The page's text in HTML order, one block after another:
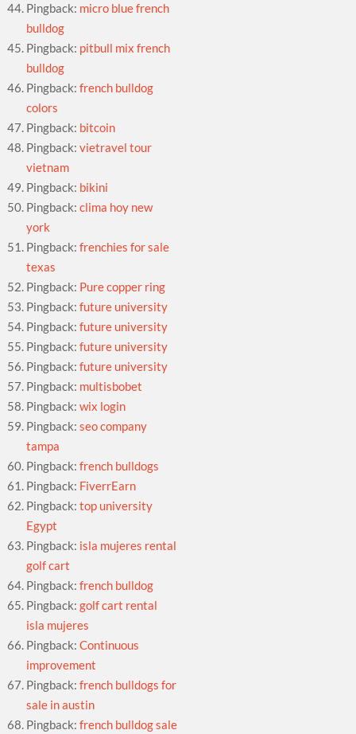
Pingback: micro blue french
bulldog
Pingback: pitbull mix french
bulldog
Pingback:french bulldog
colors
Pingback: bitcoin
Pingback:vietravel tour
vietnam
Pingback: bikini
Pingback:clima hoy new
york
Pingback:frenchies for sale
texas
Pingback: Pure copper ring
Pingback:future university
Pingback:future university
Pingback:future university
Pingback:future university
Pingback: multisbobet
Pingback:wix login
Pingback:seo company
tampa
Pingback:french bulldogs
Pingback: FiverrEarn
Pingback:top university
Egypt
Pingback: isla mujeres rental
golf cart
Pingback:french bulldog
Pingback:golf cart rental
isla mujeres
Pingback:Continuous
improvement
Pingback:french bulldogs for
sale in austin
Pingback:french bulldog sale